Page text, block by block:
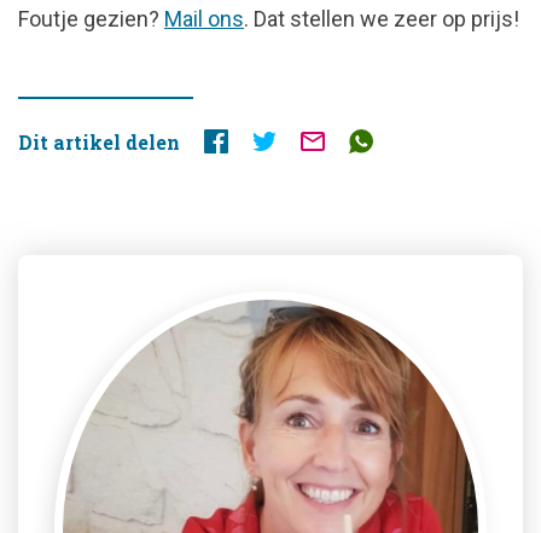
FOUTJE
Foutje gezien? Mail ons. Dat stellen we zeer op prijs!
Dit artikel delen